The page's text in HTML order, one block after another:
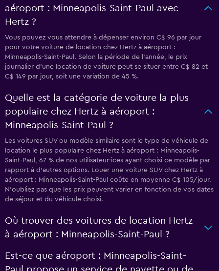
aéroport : Minneapolis-Saint-Paul avec
Hertz ?
Vous pouvez vous attendre à dépenser environ C$ 96 par jour
pour votre voiture de location chez Hertz à aéroport :
Minneapolis-Saint-Paul. Selon la période de l’année, le prix
journalier d'une location de voiture peut se situer entre C$ 82 et
C$ 149 par jour, soit une variation de 45 %.
Quelle est la catégorie de voiture la plus
populaire chez Hertz à aéroport :
Minneapolis-Saint-Paul ?
Les voitures SUV ou modèle similaire sont le type de véhicule de
location le plus populaire chez Hertz à aéroport : Minneapolis-
Saint-Paul, 67 % de nos utilisateur·ices ayant choisi ce modèle par
rapport à d’autres options. Louer une voiture SUV chez Hertz à
aéroport : Minneapolis-Saint-Paul coûte en moyenne C$ 105/jour.
N'oubliez pas que les prix peuvent varier en fonction de vos dates
de séjour et du véhicule choisi.
Où trouver des voitures de location Hertz
à aéroport : Minneapolis-Saint-Paul ?
Est-ce que aéroport : Minneapolis-Saint-